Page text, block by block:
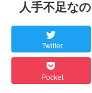
人手不足な
Twitter
Pocket